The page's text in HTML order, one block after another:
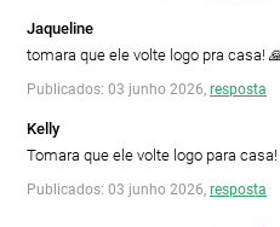
Jaqueline
tomara que ele volte logo pra casa!
Publicados: 03 junho 2026, resposta
Kelly
Tomara que ele volte logo para
Publicados: 03 junho 2026, resposta